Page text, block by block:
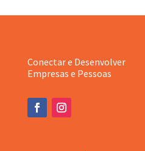
Conectar e Desenvolver
Empresas e Pessoas